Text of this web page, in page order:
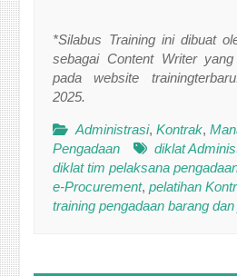
*Silabus Training ini dibuat
sebagai Content Writer
pada website
2025.
Administrasi,Kontrak,
Pengadaan
diklat
diklat tim pelaksana
e-Procurement,pelatihan
training pengadaan barang